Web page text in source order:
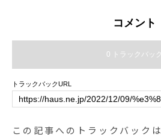
S」、リサ
コメント
0 トラックバック
トラックバックURL
この記事へのトラックバック